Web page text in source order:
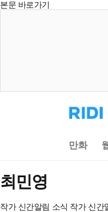
본문 바로가기
리
디
으
로
만화
최민영
작가 신간알림 소식 작가 신간